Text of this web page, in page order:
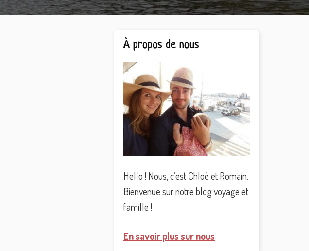
Barre
latérale
principale
À propos de nous
Hello ! Nous, c’est Chloé et Romain.
Bienvenue sur notre blog voyage et
famille !
En savoir plus sur nous